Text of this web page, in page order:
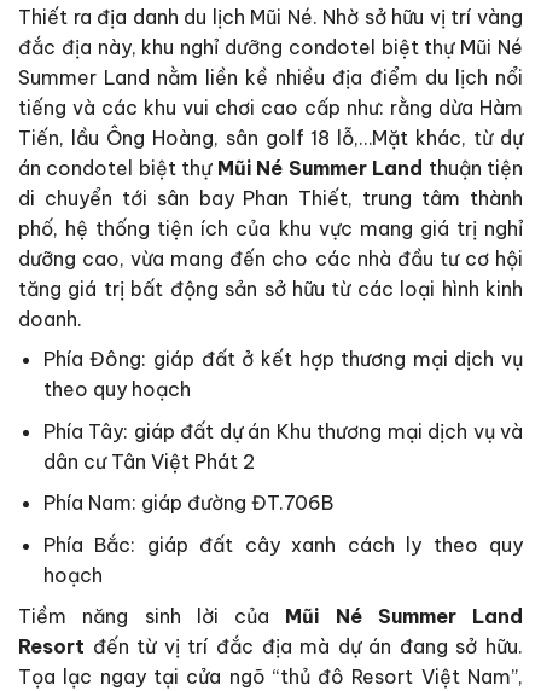
Thiết ra địa danh du lịch Mũi Né. Nhờ sở hữu vị trí vàng
đắc địa này, khu nghỉ dưỡng condotel biệt thự Mũi Né
Summer Land nằm liền kề nhiều địa điểm du lịch nổi
tiếng và các khu vui chơi cao cấp như: rằng dừa Hàm
Tiến, lầu Ông Hoàng, sân golf 18 lỗ,…Mặt khác, từ dự
án condotel biệt thự Mũi Né Summer Land thuận tiện
di chuyển tới sân bay Phan Thiết, trung tâm thành
phố, hệ thống tiện ích của khu vực mang giá trị nghỉ
dưỡng cao, vừa mang đến cho các nhà đầu tư cơ hội
tăng giá trị bất động sản sở hữu từ các loại hình kinh
doanh.
Phía Đông: giáp đất ở kết hợp thương mại dịch vụ
theo quy hoạch
Phía Tây: giáp đất dự án Khu thương mại dịch vụ và
dân cư Tân Việt Phát 2
Phía Nam: giáp đường ĐT.706B
Phía Bắc: giáp đất cây xanh cách ly theo quy
hoạch
Tiềm năng sinh lời của Mũi Né Summer Land
Resort đến từ vị trí đắc địa mà dự án đang sở hữu.
Tọa lạc ngay tại cửa ngõ “thủ đô Resort Việt Nam”,